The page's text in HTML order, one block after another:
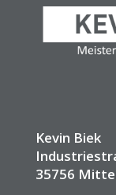
Kevin Biek
35756